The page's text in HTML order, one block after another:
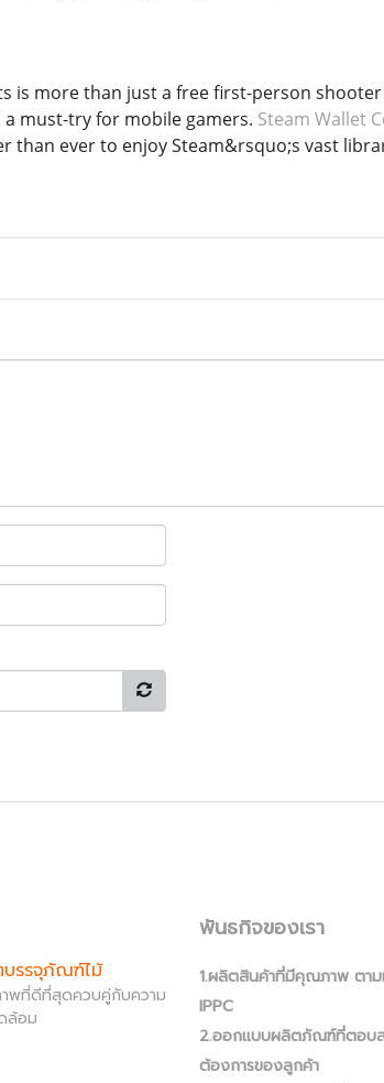
is more than just a free first-person
must-try for mobile gamers. Steam Wallet
than ever to enjoy Steam&rsquo;s vast
รรจุภัณฑ์ไม้
ที่ดีที่สุดควบคู่กับความ
ล้อม
พันธกิจของเรา
1.ผลิตสินค้าที่มีคุณภาพ ตาม
IPPC
2.ออกแบบผลิตภัณฑ์ที่ตอบ
ต้องการของลูกค้า